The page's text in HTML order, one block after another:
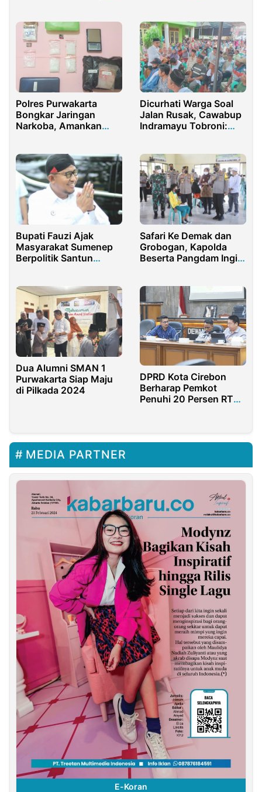
Tahun di Bangka
Belitung
Polres Purwakarta
Bongkar Jaringan
Narkoba, Amankan
Dicurhati Warga Soal
Jalan Rusak, Cawabup
Indramayu Tobroni:
Bupati Fauzi Ajak
Masyarakat Sumenep
Berpolitik Santun
Safari Ke Demak dan
Grobogan, Kapolda
Beserta Pangdam Ingin
Dua Alumni SMAN 1
Purwakarta Siap Maju
di Pilkada 2024
DPRD Kota Cirebon
Berharap Pemkot
Penuhi 20 Persen RTH
MEDIA PARTNER
E-Koran